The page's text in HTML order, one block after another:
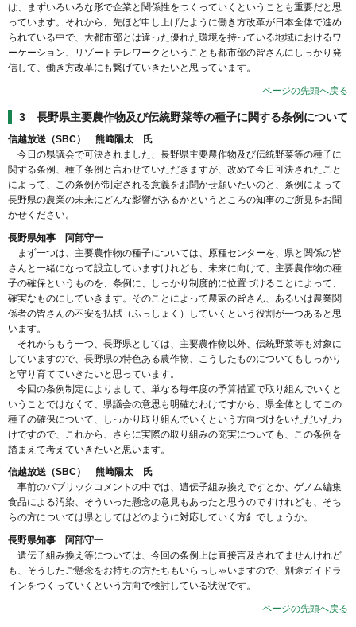
は、まずいろいろな形で企業と関係性をつくっていくということも重要だと思
っています。それから、先ほど申し上げたように働き方改革が日本全体で進め
られている中で、大都市部とは違った優れた環境を持っている地域におけるワ
ーケーション、リゾートテレワークということも都市部の皆さんにしっかり発
信して、働き方改革にも繋げていきたいと思っています。
ページの先頭へ戻る
3 長野県主要農作物及び伝統野菜等の種子に関する条例について
信越放送（SBC） 熊﨑陽太 氏
今日の県議会で可決されました、長野県主要農作物及び伝統野菜等の種子に
関する条例、種子条例と言わせていただきますが、改めて今日可決されたこと
によって、この条例が制定される意義をお聞かせ願いたいのと、条例によって
長野県の農業の未来にどんな影響があるかというところの知事のご所見をお聞
かせください。
長野県知事 阿部守一
まず一つは、主要農作物の種子については、原種センターを、県と関係の皆
さんと一緒になって設立していますけれども、未来に向けて、主要農作物の種
子の確保というものを、条例に、しっかり制度的に位置づけることによって、
確実なものにしていきます。そのことによって農家の皆さん、あるいは農業関
係者の皆さんの不安を払拭（ふっしょく）していくという役割が一つあると思
います。
それからもう一つ、長野県としては、主要農作物以外、伝統野菜等も対象に
していますので、長野県の特色ある農作物、こうしたものについてもしっかり
と守り育てていきたいと思っています。
今回の条例制定によりまして、単なる毎年度の予算措置で取り組んでいくと
いうことではなくて、県議会の意思も明確なわけですから、県全体としてこの
種子の確保について、しっかり取り組んでいくという方向づけをいただいたわ
けですので、これから、さらに実際の取り組みの充実についても、この条例を
踏まえて考えていきたいと思います。
信越放送（SBC） 熊﨑陽太 氏
事前のパブリックコメントの中では、遺伝子組み換えですとか、ゲノム編集
食品による汚染、そういった懸念の意見もあったと思うのですけれども、そち
らの方については県としてはどのように対応していく方針でしょうか。
長野県知事 阿部守一
遺伝子組み換え等については、今回の条例上は直接言及されてませんけれど
も、そうしたご懸念をお持ちの方たちもいらっしゃいますので、別途ガイドラ
インをつくっていくという方向で検討している状況です。
ページの先頭へ戻る